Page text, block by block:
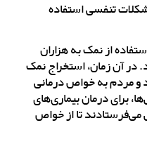
تنفسی استفاده
از نمک به هزاران
در آن زمان، استخراج نمک
مردم به خواص درمانی
برای درمان بیماری‌های
می‌فرستادند تا از خواص